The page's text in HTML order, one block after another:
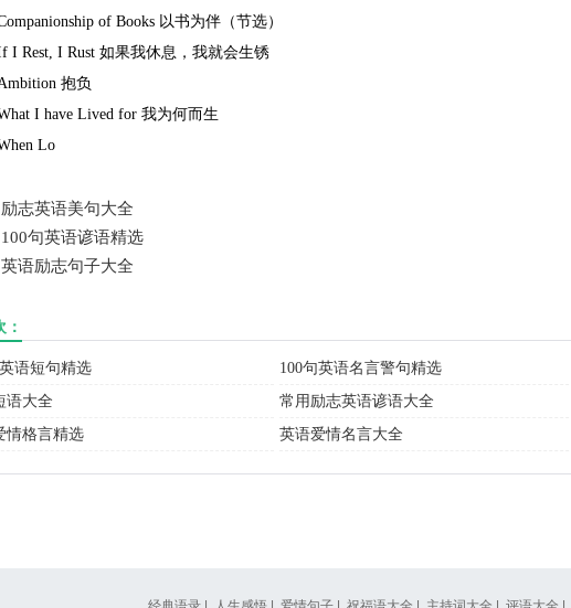
of Books 以书为伴（节选）
I Rest, I Rust 如果我休息，我就会生锈
抱负
I have Lived for 我为何而生
Lo
励志英语美句大全
100句英语谚语精选
英语励志句子大全
语短句精选
100句英语名言警句精选
语大全
常用励志英语谚语大全
情格言精选
英语爱情名言大全